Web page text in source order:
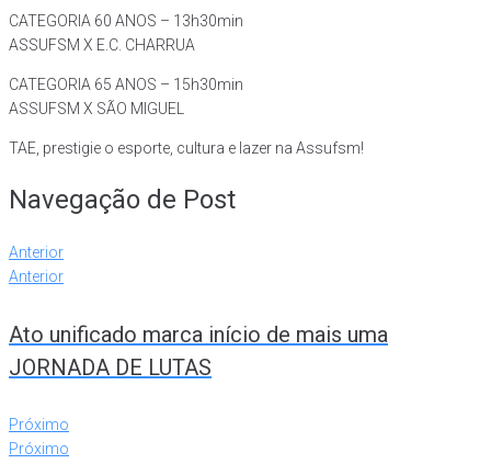
CATEGORIA 60 ANOS – 13h30min
ASSUFSM X E.C. CHARRUA
CATEGORIA 65 ANOS – 15h30min
ASSUFSM X SÃO MIGUEL
TAE, prestigie o esporte, cultura e lazer na Assufsm!
Navegação de Post
Anterior
Anterior
Ato unificado marca início de mais uma
JORNADA DE LUTAS
Próximo
Próximo